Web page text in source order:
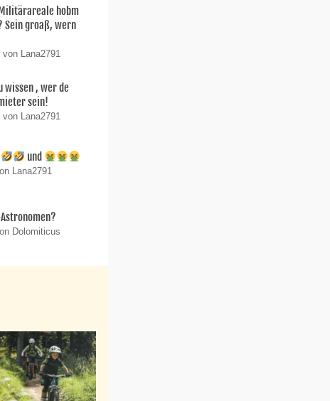
hobm
Sein groaß, wern
Lana2791
wissen , wer de
sein!
Lana2791
und
Lana2791
Dolomiticus